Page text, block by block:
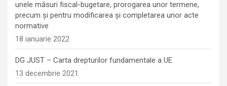
unele măsuri fiscal-bugetare, prorogarea unor termene,
precum şi pentru modificarea şi completarea unor acte
normative
18 ianuarie 2022
DG JUST – Carta drepturilor fundamentale a UE
13 decembrie 2021